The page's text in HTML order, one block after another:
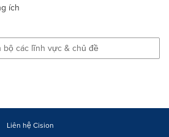
ích
bộ các lĩnh vực & chủ đề
Liên hệ Cision